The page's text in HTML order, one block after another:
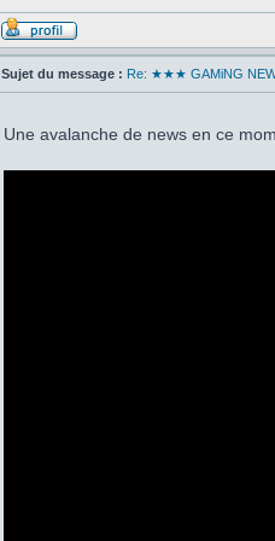
Sujet du message : Re: ★★★ GAMiNG
Une avalanche de news en ce